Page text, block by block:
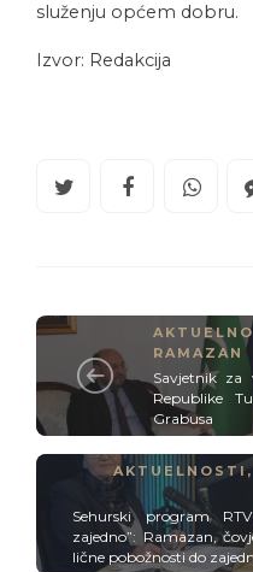
služenju općem dobru.
Izvor: Redakcija
RAMAZAN
Savjetnik za
Republike
Grabusa
AKTUELNOSTI ,
Sehurski program
zajedno”: Ramazan,
lične pobožnosti do